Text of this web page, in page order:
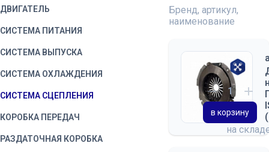
ДВИГАТЕЛЬ
СИСТЕМА ПИТАНИЯ
СИСТЕМА ВЫПУСКА
СИСТЕМА ОХЛАЖДЕНИЯ
СИСТЕМА СЦЕПЛЕНИЯ
КОРОБКА ПЕРЕДАЧ
РАЗДАТОЧНАЯ КОРОБКА
Бренд, артикул,
наименование
на
в корзину